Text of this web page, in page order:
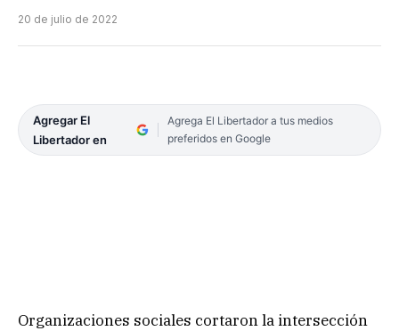
20 de julio de 2022
Agregar El
Libertador en
Agrega El Libertador a tus medios
preferidos en Google
Organizaciones sociales cortaron la intersección